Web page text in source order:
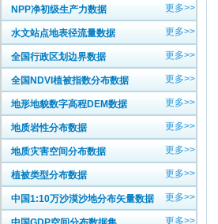
NPP净初级生产力数据 更多>>
水文站点地表径流量数据 更多>>
全国行政区划边界数据 更多>>
全国NDVI植被指数分布数据 更多>>
地形地貌数字高程DEM数据 更多>>
地质岩性分布数据 更多>>
地质灾害空间分布数据 更多>>
植被类型分布数据 更多>>
中国1:10万沙漠沙地分布矢量数据 更多>>
更多>>